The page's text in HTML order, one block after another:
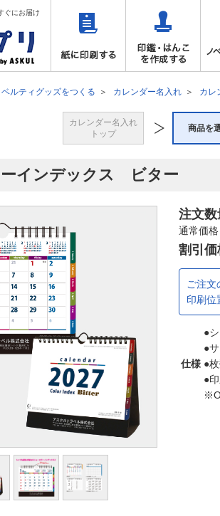
ぐにお届け
ルティグッズをつくる カレンダー名入れ カレ
カレンダー名入れ
トップ
商品を
ーインデックス ビター
注文数
通常価格
割引価
ご注文
印刷位
仕様
●
●
●
●